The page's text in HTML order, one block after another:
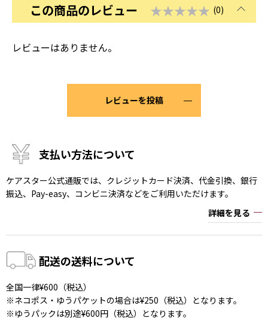
この商品のレビュー ★★★★★ (0)
レビューはありません。
レビューを投稿
支払い方法について
ケアスター公式通販では、クレジットカード決済、代金引換、銀行
振込、Pay-easy、コンビニ決済などをご利用いただけます。
詳細を見る
配送の送料について
全国一律¥600（税込）
※ネコポス・ゆうパケットの場合は¥250（税込）となります。
※ゆうパックは別途¥600円（税込）となります。